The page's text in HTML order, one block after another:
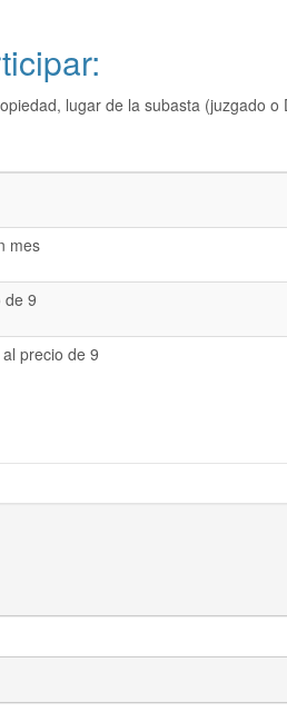
lugar de la subasta (juzgado
mes
de 9
precio de 9